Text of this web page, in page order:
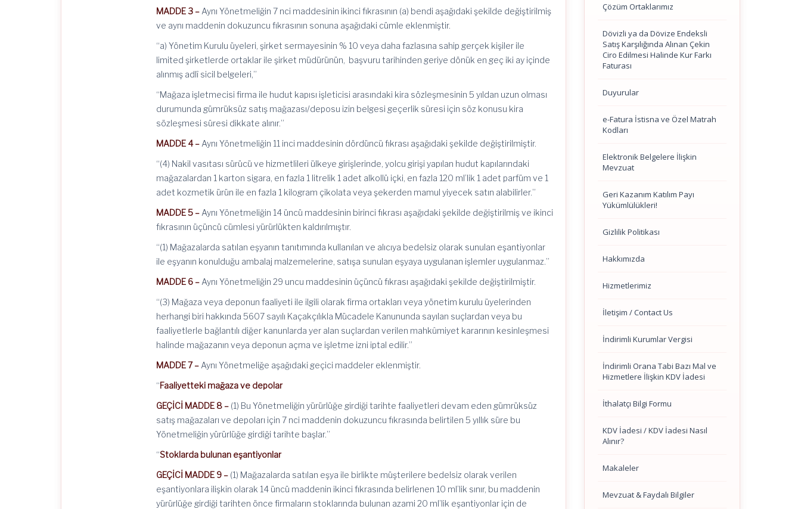
MADDE 3 – Aynı Yönetmeliğin 7 nci maddesinin ikinci fıkrasının (a) bendi aşağıdaki şekilde değiştirilmiş
ve aynı maddenin dokuzuncu fıkrasının sonuna aşağıdaki cümle eklenmiştir.
“a) Yönetim Kurulu üyeleri, şirket sermayesinin % 10 veya daha fazlasına sahip gerçek kişiler ile
limited şirketlerde ortaklar ile şirket müdürünün, başvuru tarihinden geriye dönük en geç iki ay içinde
alınmış adlî sicil belgeleri,”
“Mağaza işletmecisi firma ile hudut kapısı işleticisi arasındaki kira sözleşmesinin 5 yıldan uzun olması
durumunda gümrüksüz satış mağazası/deposu izin belgesi geçerlik süresi için söz konusu kira
sözleşmesi süresi dikkate alınır.”
MADDE 4 – Aynı Yönetmeliğin 11 inci maddesinin dördüncü fıkrası aşağıdaki şekilde değiştirilmiştir.
“(4) Nakil vasıtası sürücü ve hizmetlileri ülkeye girişlerinde, yolcu girişi yapılan hudut kapılarındaki
mağazalardan 1 karton sigara, en fazla 1 litrelik 1 adet alkollü içki, en fazla 120 ml’lik 1 adet parfüm ve 1
adet kozmetik ürün ile en fazla 1 kilogram çikolata veya şekerden mamul yiyecek satın alabilirler.”
MADDE 5 – Aynı Yönetmeliğin 14 üncü maddesinin birinci fıkrası aşağıdaki şekilde değiştirilmiş ve ikinci
fıkrasının üçüncü cümlesi yürürlükten kaldırılmıştır.
“(1) Mağazalarda satılan eşyanın tanıtımında kullanılan ve alıcıya bedelsiz olarak sunulan eşantiyonlar
ile eşyanın konulduğu ambalaj malzemelerine, satışa sunulan eşyaya uygulanan işlemler uygulanmaz.”
MADDE 6 – Aynı Yönetmeliğin 29 uncu maddesinin üçüncü fıkrası aşağıdaki şekilde değiştirilmiştir.
“(3) Mağaza veya deponun faaliyeti ile ilgili olarak firma ortakları veya yönetim kurulu üyelerinden
herhangi biri hakkında 5607 sayılı Kaçakçılıkla Mücadele Kanununda sayılan suçlardan veya bu
faaliyetlerle bağlantılı diğer kanunlarda yer alan suçlardan verilen mahkûmiyet kararının kesinleşmesi
halinde mağazanın veya deponun açma ve işletme izni iptal edilir.”
MADDE 7 – Aynı Yönetmeliğe aşağıdaki geçici maddeler eklenmiştir.
“Faaliyetteki mağaza ve depolar
GEÇİCİ MADDE 8 – (1) Bu Yönetmeliğin yürürlüğe girdiği tarihte faaliyetleri devam eden gümrüksüz
satış mağazaları ve depoları için 7 nci maddenin dokuzuncu fıkrasında belirtilen 5 yıllık süre bu
Yönetmeliğin yürürlüğe girdiği tarihte başlar.”
“Stoklarda bulunan eşantiyonlar
GEÇİCİ MADDE 9 – (1) Mağazalarda satılan eşya ile birlikte müşterilere bedelsiz olarak verilen
eşantiyonlara ilişkin olarak 14 üncü maddenin ikinci fıkrasında belirlenen 10 ml’lik sınır, bu maddenin
yürürlüğe girdiği tarihten önce firmaların stoklarında bulunan azami 20 ml’lik eşantiyonlar için de
Çözüm Ortaklarımız
Dövizli ya da Dövize Endeksli
Satış Karşılığında Alınan Çekin
Ciro Edilmesi Halinde Kur Farkı
Faturası
Duyurular
e-Fatura İstisna ve Özel Matrah
Kodları
Elektronik Belgelere İlişkin
Mevzuat
Geri Kazanım Katılım Payı
Yükümlülükleri!
Gizlilik Politikası
Hakkımızda
Hizmetlerimiz
İletişim / Contact Us
İndirimli Kurumlar Vergisi
İndirimli Orana Tabi Bazı Mal ve
Hizmetlere İlişkin KDV İadesi
İthalatçı Bilgi Formu
KDV İadesi / KDV İadesi Nasıl
Alınır?
Makaleler
Mevzuat & Faydalı Bilgiler